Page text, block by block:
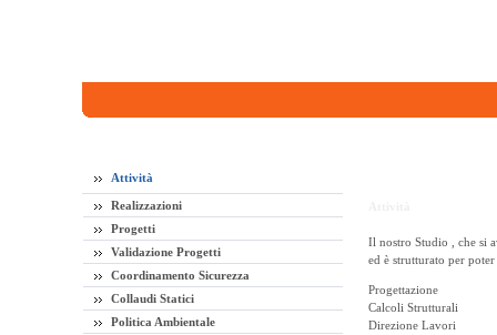
Attività
Realizzazioni
Progetti
Validazione Progetti
Coordinamento Sicurezza
Collaudi Statici
Politica Ambientale
Il nostro Studio , che si
ed è strutturato per
Progettazione
Calcoli Strutturali
Direzione Lavori